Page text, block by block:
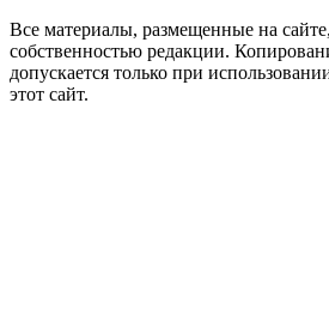
Все материалы, размещенные на
собственностью редакции.
допускается только при
этот сайт.